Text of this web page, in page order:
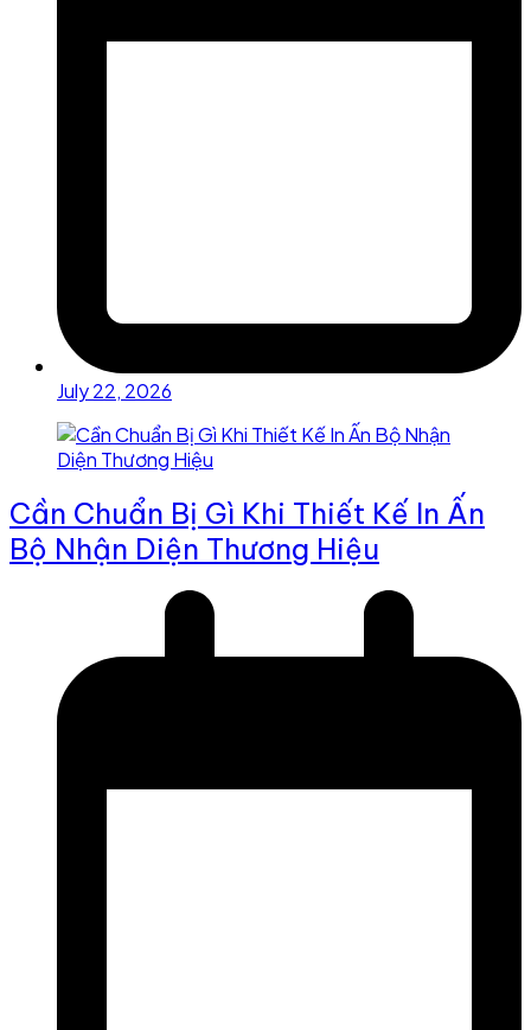
July 22, 2026
Cần Chuẩn Bị Gì Khi Thiết Kế In Ấn
Bộ Nhận Diện Thương Hiệu